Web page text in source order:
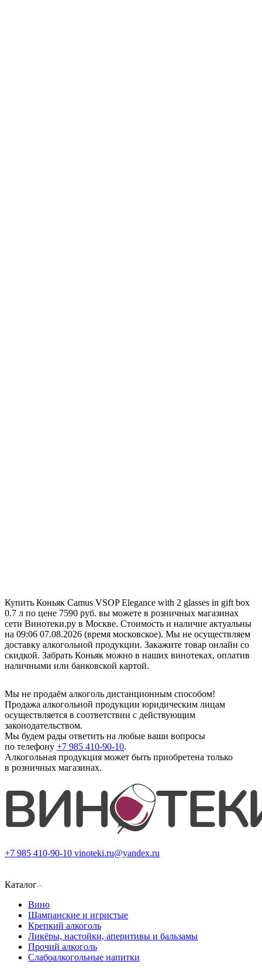
Купить Коньяк Camus VSOP Elegance with 2 glasses in gift box
0.7 л по цене 7590 руб. вы можете в розничных магазинах
сети Винотеки.ру в Москве. Стоимость и наличие актуальны
на 09:06 07.08.2026 (время московское). Мы не осуществляем
доставку алкогольной продукции. Закажите товар онлайн со
скидкой. Забрать Коньяк можно в наших винотеках, оплатив
наличными или банковской картой.
Мы не продаём алкоголь дистанционным способом!
Продажа алкогольной продукции юридическим лицам
осуществляется в соответствии с действующим
законодательством.
Мы будем рады ответить на любые ваши вопросы
по телефону +7 985 410-90-10.
Алкогольная продукция может быть приобретена только
в розничных магазинах.
+7 985 410-90-10 vinoteki.ru@yandex.ru
Каталог
Вино
Шампанские и игристые
Крепкий алкоголь
Ликёры, настойки, аперитивы и бальзамы
Прочий алкоголь
Слабоалкогольные напитки